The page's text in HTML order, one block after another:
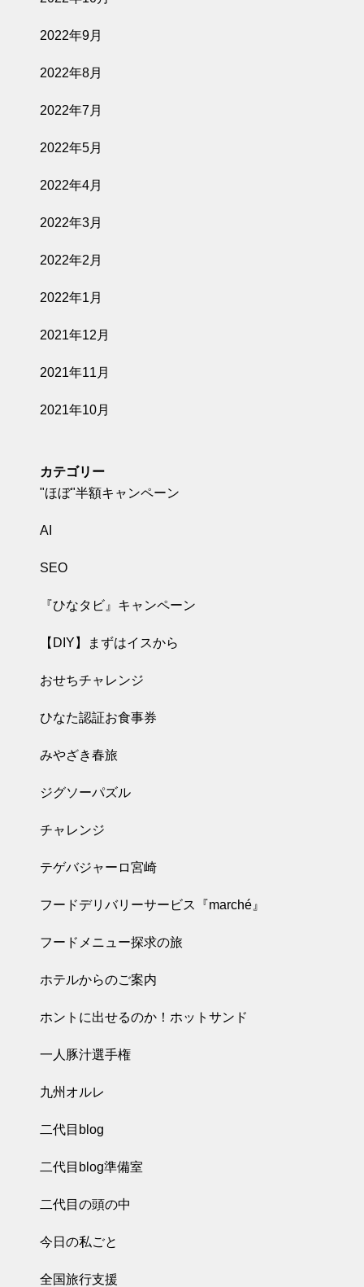
2022年9月
2022年8月
2022年7月
2022年5月
2022年4月
2022年3月
2022年2月
2022年1月
2021年12月
2021年11月
2021年10月
カテゴリー
"ほぼ"半額キャンペーン
AI
SEO
『ひなタビ』キャンペーン
【DIY】まずはイスから
おせちチャレンジ
ひなた認証お食事券
みやざき春旅
ジグソーパズル
チャレンジ
テゲバジャーロ宮崎
フードデリバリーサービス『marché』
フードメニュー探求の旅
ホテルからのご案内
ホントに出せるのか！ホットサンド
一人豚汁選手権
九州オルレ
二代目blog
二代目blog準備室
二代目の頭の中
今日の私ごと
全国旅行支援